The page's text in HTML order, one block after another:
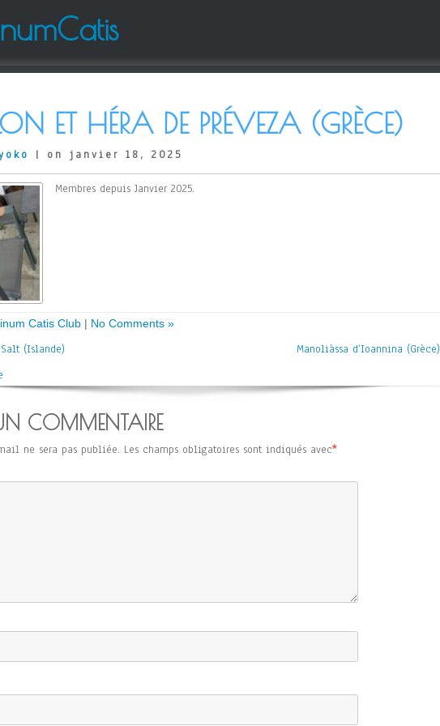
ET HÉRA DE PRÉVEZA (GRÈCE)
| on janvier 18, 2025
Membres depuis Janvier 2025.
Catis Club | No Comments »
(Islande) Manoliàssa d’Ioannina (Grèce)
COMMENTAIRE
ne sera pas publiée. Les champs obligatoires sont indiqués avec*